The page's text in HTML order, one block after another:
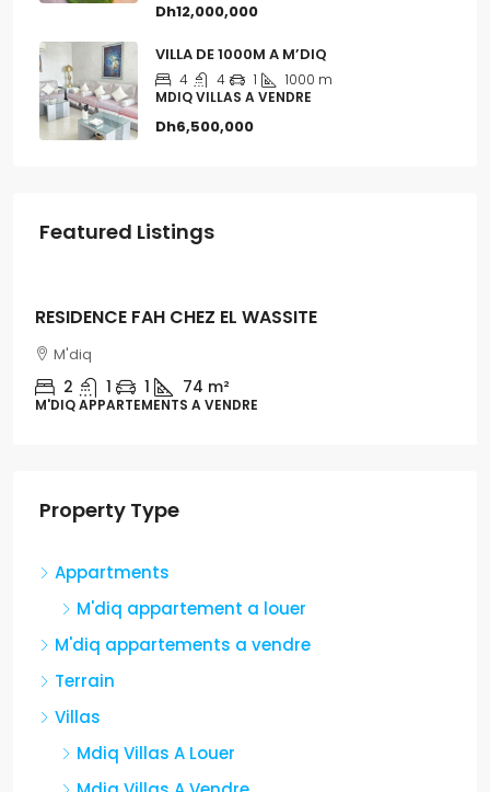
Dh12,000,000
VILLA DE 1000M A M’DIQ
4 4 1
1000 m
MDIQ VILLAS A VENDRE
Dh6,500,000
Featured Listings
RESIDENCE FAH CHEZ EL WASSITE
M'diq
2 1 1 74 m²
M'DIQ APPARTEMENTS A VENDRE
Property Type
Appartments
M'diq appartement a louer
M'diq appartements a vendre
Terrain
Villas
Mdiq Villas A Louer